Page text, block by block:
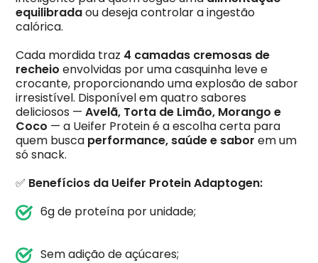
equilibradaou deseja controlar a ingestão
calórica.
Cada mordida traz 4 camadas cremosas de
recheio envolvidas por uma casquinha leve e
crocante, proporcionando uma explosão de sabor
irresistível. Disponível em quatro sabores
deliciosos —Avelã, Torta de Limão, Morango e
Coco — a Ueifer Protein é a escolha certa para
quem busca performance, saúde e sabor em um
só snack.
✅ Benefícios da Ueifer Protein Adaptogen:
6g de proteína por unidade;
Sem adição de açúcares;